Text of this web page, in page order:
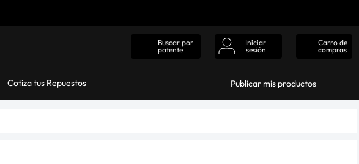
Buscar por
patente
Iniciar
sesión
Carro de
compras
Cotiza tus Repuestos Publicar mis productos